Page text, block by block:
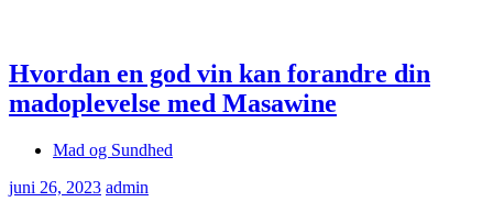
Hvordan en god vin kan forandre din
madoplevelse med Masawine
Mad og Sundhed
juni 26, 2023 admin